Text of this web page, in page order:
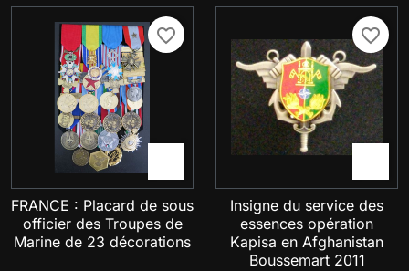
favorite_border
FRANCE : Placard de sous
officier des Troupes de
Marine de 23 décorations
favorite_border
Insigne du service des
essences opération
Kapisa en Afghanistan
Boussemart 2011